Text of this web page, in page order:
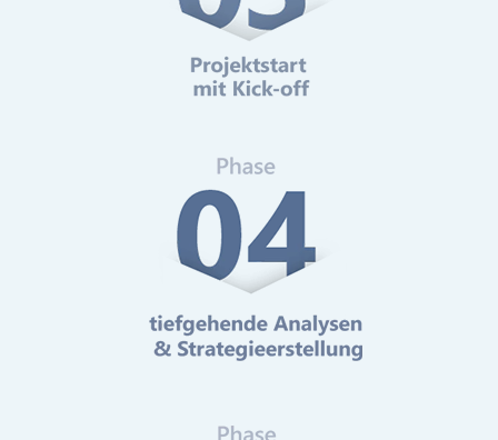
Mehr erfahren
Online-Marketing Beratung
Mehr erfahren